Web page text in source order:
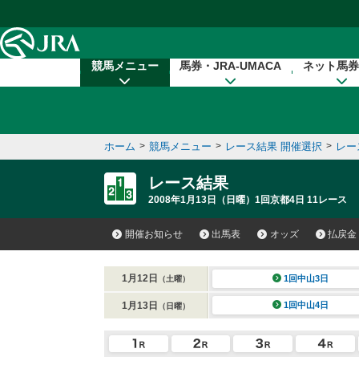
競馬メニュー 馬券・JRA-UMACA ネット馬
ホーム > 競馬メニュー > レース結果 開催選択 > レ
レース結果
2008年1月13日（日曜）1回京都4日 11レース
開催お知らせ 出馬表 オッズ 払戻金
1月12日 （土曜） 1回中山3日
1月13日 （日曜） 1回中山4日